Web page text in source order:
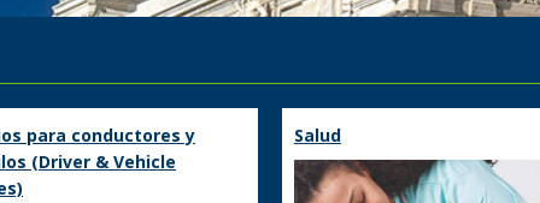
para conductores y
(Driver & Vehicle
Salud